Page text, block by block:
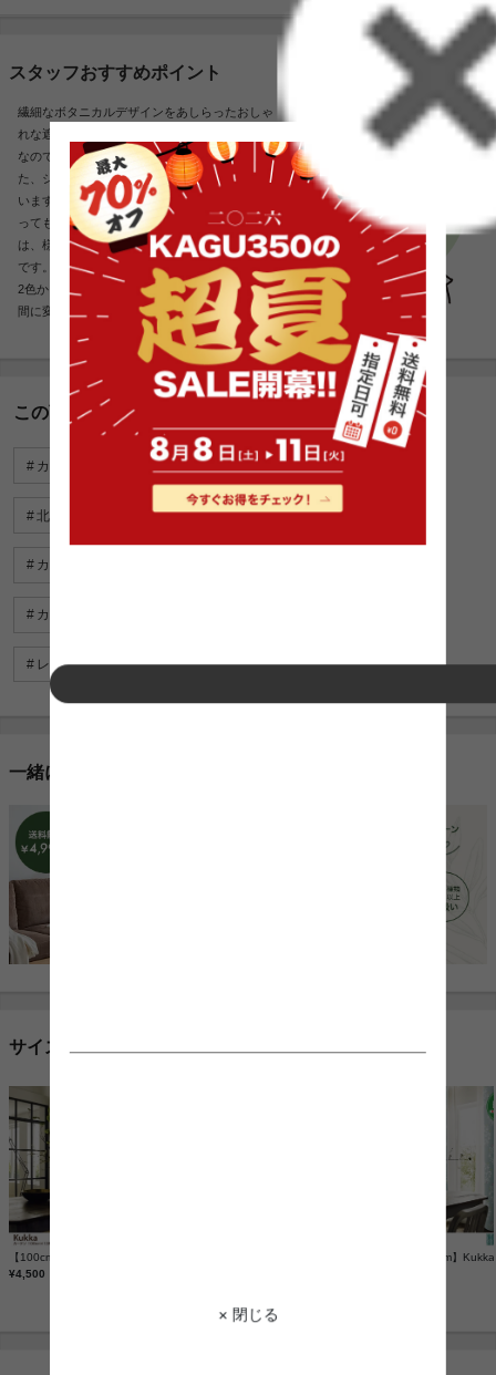
× 閉じる
スタッフおすすめポイント
繊細なボタニカルデザインをあしらったおしゃ
れな遮光カーテンです。ウォッシャブルタイプ
なので洗濯機で洗えるのは嬉しいポイント!ま
た、シワがつきにくい形状記憶加工が施されて
います。大胆ながらも品のあるデザインは、と
っても魅力的♪大人らしくカワイイカーテン
は、様々なインテリアテイストと相性バツグン
です。カラーは、ブルーグリーンとイエローの
2色からお選びできます。お部屋が華やかな空
間に変わること間違いありません。
この商品に関連するキーワード
カーテン 北欧 形状記憶 遮光・遮熱
北欧 カーテン カーテン 幅 カーテン 人気
カーテン 種類
カーテン 軽い
レースカーテン シンプル
一緒に売れている人気商品
サイズ
¥4,500